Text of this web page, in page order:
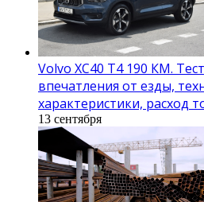
Volvo XC40 T4 190 КМ.
впечатления от езды,
характеристики, расход
13 сентября